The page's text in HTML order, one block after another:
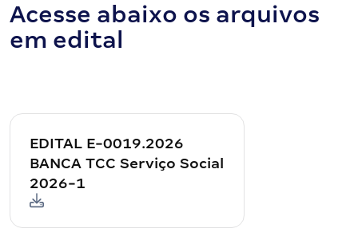
Acesse abaixo os arquivos
em edital
EDITAL E-0019.2026
BANCA TCC Serviço Social
2026-1